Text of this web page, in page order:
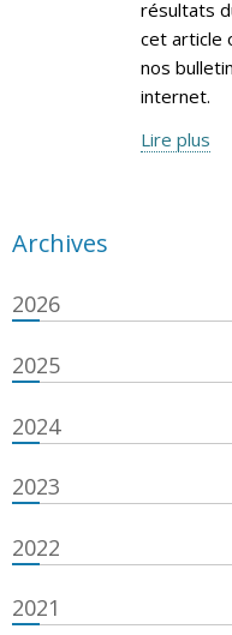
résultats
cet article
nos
internet.
Lire plus
Archives
2026
2025
2024
2023
2022
2021